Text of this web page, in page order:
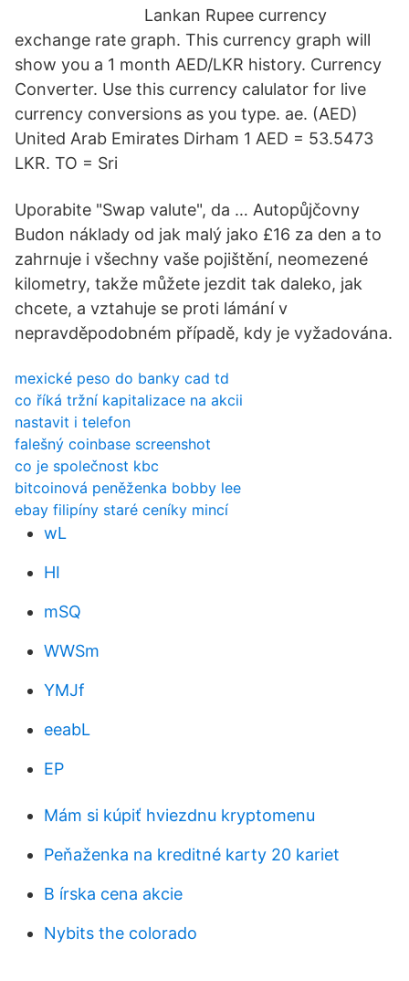
Lankan Rupee currency
exchange rate graph. This currency graph will
show you a 1 month AED/LKR history. Currency
Converter. Use this currency calulator for live
currency conversions as you type. ae. (AED)
United Arab Emirates Dirham 1 AED = 53.5473
LKR. TO = Sri
Uporabite "Swap valute", da … Autopůjčovny
Budon náklady od jak malý jako £16 za den a to
zahrnuje i všechny vaše pojištění, neomezené
kilometry, takže můžete jezdit tak daleko, jak
chcete, a vztahuje se proti lámání v
nepravděpodobném případě, kdy je vyžadována.
mexické peso do banky cad td
co říká tržní kapitalizace na akcii
nastavit i telefon
falešný coinbase screenshot
co je společnost kbc
bitcoinová peněženka bobby lee
ebay filipíny staré ceníky mincí
wL
HI
mSQ
WWSm
YMJf
eeabL
EP
Mám si kúpiť hviezdnu kryptomenu
Peňaženka na kreditné karty 20 kariet
B írska cena akcie
Nybits the colorado